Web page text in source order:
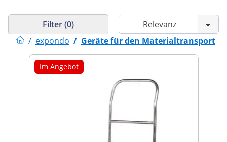
/ expondo / Geräte für den Materialtransport
Filter (0)
Im Angebot